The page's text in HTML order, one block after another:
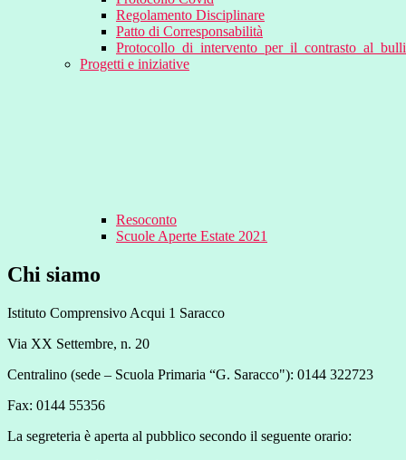
Regolamento Disciplinare
Patto di Corresponsabilità
Progetti e iniziative
Resoconto
Scuole Aperte Estate 2021
Chi siamo
Istituto Comprensivo Acqui 1 Saracco
Via XX Settembre, n. 20
Centralino (sede – Scuola Primaria “G. Saracco"): 0144 322723
Fax: 0144 55356
La segreteria è aperta al pubblico secondo il seguente orario: